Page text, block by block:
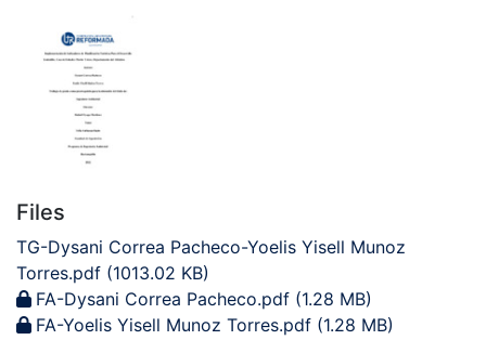
Files
TG-Dysani Correa Pacheco-Yoelis Yisell Munoz
Torres.pdf (1013.02 KB)
FA-Dysani Correa Pacheco.pdf (1.28 MB)
FA-Yoelis Yisell Munoz Torres.pdf (1.28 MB)